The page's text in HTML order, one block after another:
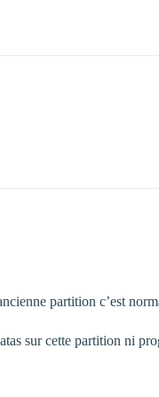
partition c’est
sur cette partition ni